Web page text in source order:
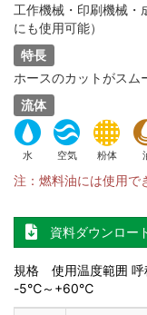
工作機械・印刷機械・
にも使用可能）
特長
ホースのカットがスム
流体
水 空気 粉体
注：燃料油には使用で
資料ダウンロー
規格 使用温度範囲
-5℃～+60℃